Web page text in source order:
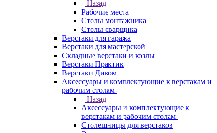
Назад
Рабочие места
Столы монтажника
Столы сварщика
Верстаки для гаража
Верстаки для мастерской
Складные верстаки и козлы
Верстаки Практик
Верстаки Диком
Аксессуары и комплектующие к верстакам и
рабочим столам
Назад
Аксессуары и комплектующие к
верстакам и рабочим столам
Столешницы для верстаков